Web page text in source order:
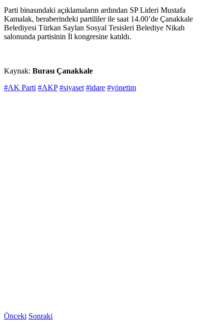
Parti binasındaki açıklamaların ardından SP Lideri Mustafa
Kamalak, beraberindeki partililer ile saat 14.00’de Çanakkale
Belediyesi Türkan Saylan Sosyal Tesisleri Belediye Nikah
salonunda partisinin İl kongresine katıldı.
Kaynak: Burası Çanakkale
#AK Parti #AKP #siyaset #idare #yönetim
Önceki Sonraki